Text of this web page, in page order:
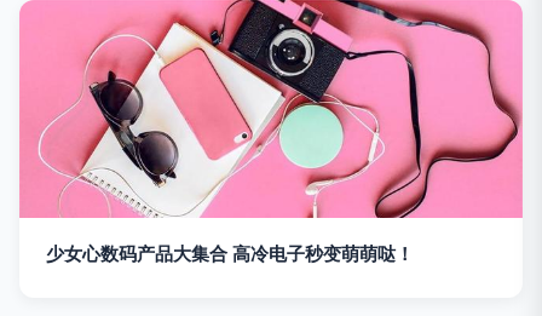
少女心数码产品大集合 高冷电子秒变萌萌哒！